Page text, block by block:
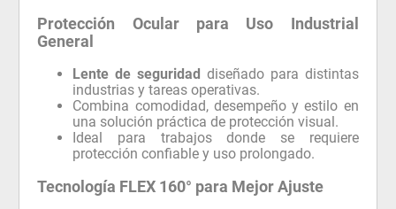
Protección Ocular para Uso Industrial
General
Lente de seguridad diseñado para distintas
industrias y tareas operativas.
Combina comodidad, desempeño y estilo en
una solución práctica de protección visual.
Ideal para trabajos donde se requiere
protección confiable y uso prolongado.
Tecnología FLEX 160° para Mejor Ajuste